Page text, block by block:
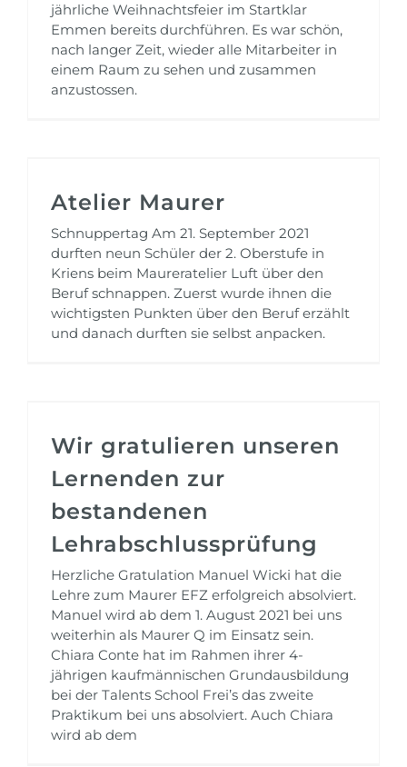
jährliche Weihnachtsfeier im Startklar
Emmen bereits durchführen. Es war schön,
nach langer Zeit, wieder alle Mitarbeiter in
einem Raum zu sehen und zusammen
anzustossen.
Atelier Maurer
Schnuppertag Am 21. September 2021
durften neun Schüler der 2. Oberstufe in
Kriens beim Maureratelier Luft über den
Beruf schnappen. Zuerst wurde ihnen die
wichtigsten Punkten über den Beruf erzählt
und danach durften sie selbst anpacken.
Wir gratulieren unseren
Lernenden zur
bestandenen
Lehrabschlussprüfung
Herzliche Gratulation Manuel Wicki hat die
Lehre zum Maurer EFZ erfolgreich absolviert.
Manuel wird ab dem 1. August 2021 bei uns
weiterhin als Maurer Q im Einsatz sein.
Chiara Conte hat im Rahmen ihrer 4-
jährigen kaufmännischen Grundausbildung
bei der Talents School Frei’s das zweite
Praktikum bei uns absolviert. Auch Chiara
wird ab dem